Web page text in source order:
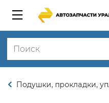
Подушки, прокладки,